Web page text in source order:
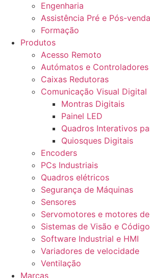
Engenharia
Assistência Pré e Pós-venda
Formação
Produtos
Acesso Remoto
Autómatos e Controladores
Caixas Redutoras
Comunicação Visual Digital
Montras Digitais
Painel LED
Quadros Interativos
Quiosques Digitais
Encoders
PCs Industriais
Quadros elétricos
Segurança de Máquinas
Sensores
Servomotores e motores
Sistemas de Visão e
Software Industrial e HMI
Variadores de velocidade
Ventilação
Marcas